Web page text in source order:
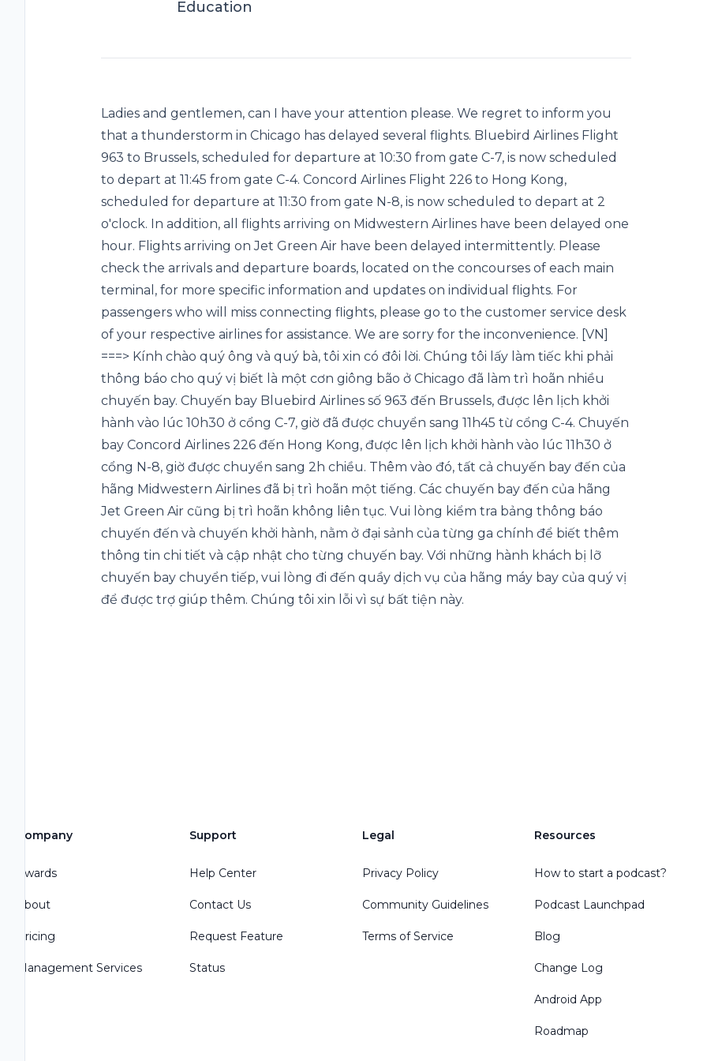
Education
Ladies and gentlemen, can I have your attention please. We regret to inform you
that a thunderstorm in Chicago has delayed several flights. Bluebird Airlines Flight
963 to Brussels, scheduled for departure at 10:30 from gate C-7, is now scheduled
to depart at 11:45 from gate C-4. Concord Airlines Flight 226 to Hong Kong,
scheduled for departure at 11:30 from gate N-8, is now scheduled to depart at 2
o'clock. In addition, all flights arriving on Midwestern Airlines have been delayed one
hour. Flights arriving on Jet Green Air have been delayed intermittently. Please
check the arrivals and departure boards, located on the concourses of each main
terminal, for more specific information and updates on individual flights. For
passengers who will miss connecting flights, please go to the customer service desk
of your respective airlines for assistance. We are sorry for the inconvenience. [VN]
===> Kính chào quý ông và quý bà, tôi xin có đôi lời. Chúng tôi lấy làm tiếc khi phải
thông báo cho quý vị biết là một cơn giông bão ở Chicago đã làm trì hoãn nhiều
chuyến bay. Chuyến bay Bluebird Airlines số 963 đến Brussels, được lên lịch khởi
hành vào lúc 10h30 ở cổng C-7, giờ đã được chuyển sang 11h45 từ cổng C-4. Chuyến
bay Concord Airlines 226 đến Hong Kong, được lên lịch khởi hành vào lúc 11h30 ở
cổng N-8, giờ được chuyển sang 2h chiều. Thêm vào đó, tất cả chuyến bay đến của
hãng Midwestern Airlines đã bị trì hoãn một tiếng. Các chuyến bay đến của hãng
Jet Green Air cũng bị trì hoãn không liên tục. Vui lòng kiểm tra bảng thông báo
chuyến đến và chuyến khởi hành, nằm ở đại sảnh của từng ga chính để biết thêm
thông tin chi tiết và cập nhật cho từng chuyến bay. Với những hành khách bị lỡ
chuyến bay chuyển tiếp, vui lòng đi đến quầy dịch vụ của hãng máy bay của quý vị
để được trợ giúp thêm. Chúng tôi xin lỗi vì sự bất tiện này.
Company
Awards
About
Pricing
Management Services
Support
Help Center
Contact Us
Request Feature
Status
Legal
Privacy Policy
Community Guidelines
Terms of Service
Resources
How to start a podcast?
Podcast Launchpad
Blog
Change Log
Android App
Roadmap